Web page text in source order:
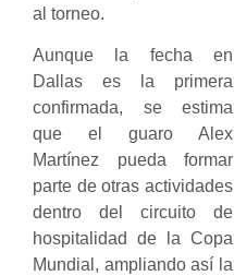
al torneo.
Aunque la fecha en
Dallas es la primera
confirmada, se estima
que el guaro Alex
Martínez pueda formar
parte de otras actividades
dentro del circuito de
hospitalidad de la Copa
Mundial, ampliando así la